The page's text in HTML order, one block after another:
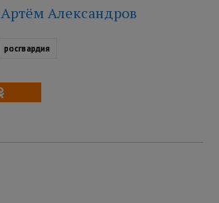
Артём Александров
росгвардия